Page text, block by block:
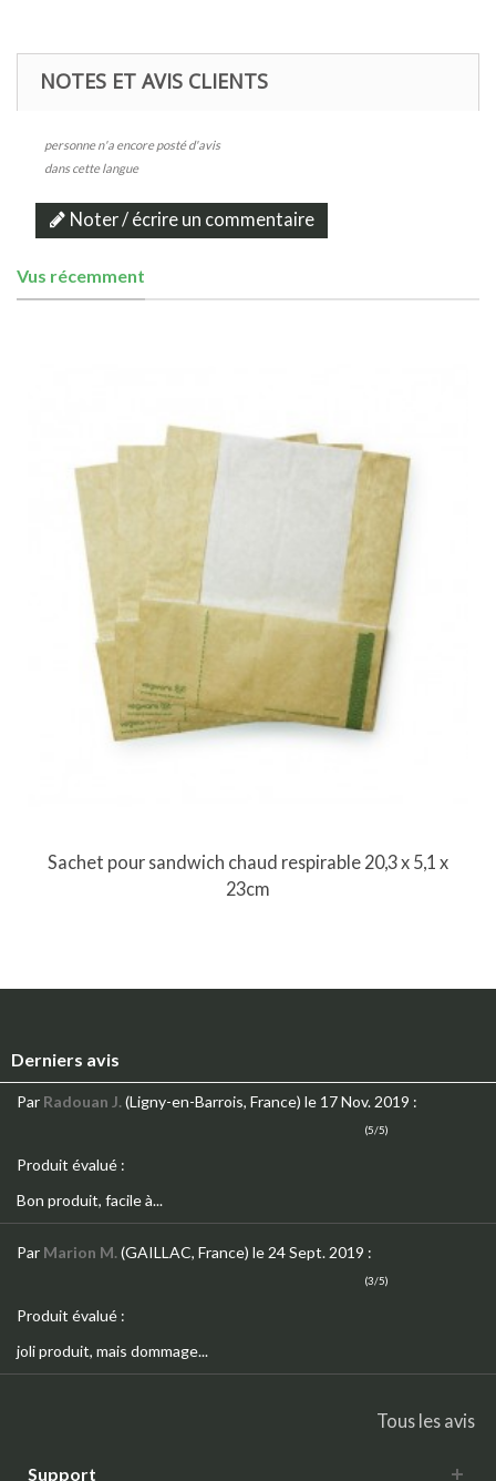
NOTES ET AVIS CLIENTS
personne n'a encore posté d'avis
dans cette langue
Noter / écrire un commentaire
Vus récemment
Sachet pour sandwich chaud respirable 20,3 x 5,1 x
23cm
Derniers avis
Par Radouan J.(Ligny-en-Barrois, France) le 17 Nov. 2019 :
(5/5)
Produit évalué :
Bon produit, facile à...
Par Marion M.(GAILLAC, France) le 24 Sept. 2019 :
(3/5)
Produit évalué :
joli produit, mais dommage...
Tous les avis
Support